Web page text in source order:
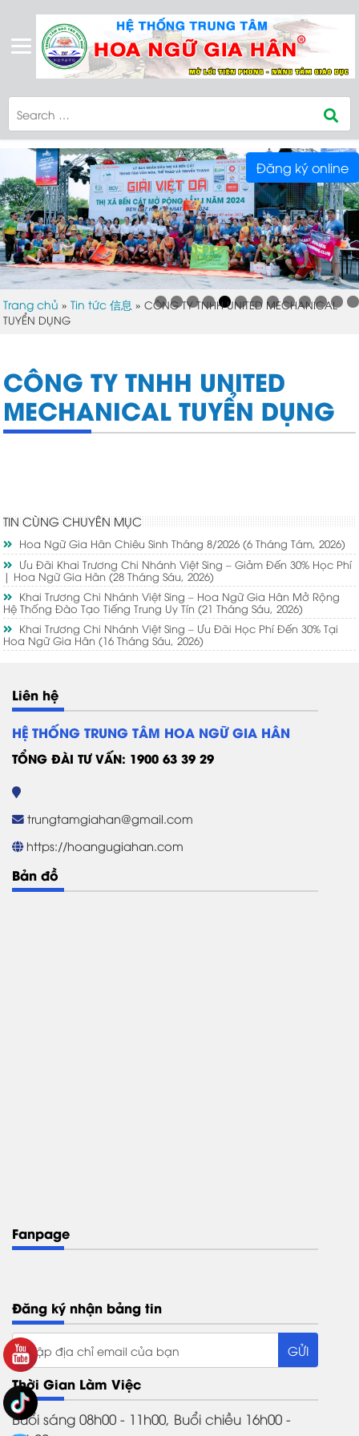
Trang chủ »Tin tức 信息 »CÔNG TY TNHH UNITED MECHANICAL
TUYỂN DỤNG
CÔNG TY TNHH UNITED
MECHANICAL TUYỂN DỤNG
TIN CÙNG CHUYÊN MỤC
Hoa Ngữ Gia Hân Chiêu Sinh Tháng 8/2026(6 Tháng Tám, 2026)
Ưu Đãi Khai Trương Chi Nhánh Việt Sing – Giảm Đến 30% Học Phí
| Hoa Ngữ Gia Hân(28 Tháng Sáu, 2026)
Khai Trương Chi Nhánh Việt Sing – Hoa Ngữ Gia Hân Mở Rộng
Hệ Thống Đào Tạo Tiếng Trung Uy Tín(21 Tháng Sáu, 2026)
Khai Trương Chi Nhánh Việt Sing – Ưu Đãi Học Phí Đến 30% Tại
Hoa Ngữ Gia Hân(16 Tháng Sáu, 2026)
Liên hệ
HỆ THỐNG TRUNG TÂM HOA NGỮ GIA HÂN
TỔNG ĐÀI TƯ VẤN: 1900 63 39 29
trungtamgiahan@gmail.com
https://hoangugiahan.com
Bản đồ
Fanpage
Đăng ký nhận bảng tin
Thời Gian Làm Việc
Buổi sáng 08h00 - 11h00, Buổi chiều 16h00 -
Đăng ký online